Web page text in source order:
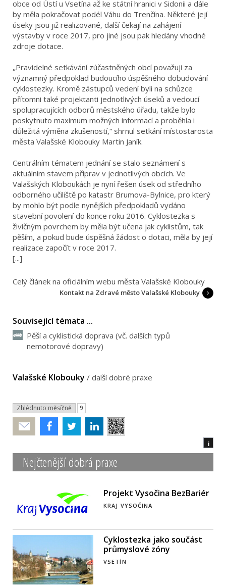
obce od Ústí u Vsetína až ke státní hranici v Sidonii a dále
by měla pokračovat podél Váhu do Trenčína. Některé její
úseky jsou již realizované, další čekají na zahájení
výstavby v roce 2017, pro jiné jsou pak hledány vhodné
zdroje dotace.
„Pravidelné setkávání zúčastněných obcí považuji za
významný předpoklad budoucího úspěšného dobudování
cyklostezky. Kromě zástupců vedení byli na schůzce
přítomni také projektanti jednotlivých úseků a vedoucí
spolupracujících odborů městského úřadu, takže bylo
poskytnuto maximum možných informací a proběhla i
důležitá výměna zkušeností,“ shrnul setkání místostarosta
města Valašské Klobouky Martin Janík.
Centrálním tématem jednání se stalo seznámení s
aktuálním stavem příprav v jednotlivých obcích. Ve
Valašských Kloboukách je nyní řešen úsek od středního
odborného učiliště po katastr Brumova-Bylnice, pro který
by mohlo být podle nynějších předpokladů vydáno
stavební povolení do konce roku 2016. Cyklostezka s
živičným povrchem by měla být učena jak cyklistům, tak
pěším, a pokud bude úspěšná žádost o dotaci, měla by její
realizace započít v roce 2017.
[...]
Celý článek na oficiálním webu města Valašské Klobouky
Kontakt na Zdravé město Valašské Klobouky
Související témata ...
Pěší a cyklistická doprava (vč. dalších typů
nemotorové dopravy)
Valašské Klobouky / další dobré praxe
Zhlédnuto měsíčně 9
Poslat
i
Nejčtenější dobrá praxe
Projekt Vysočina BezBariér
KRAJ VYSOČINA
Cyklostezka jako součást
průmyslové zóny
VSETÍN